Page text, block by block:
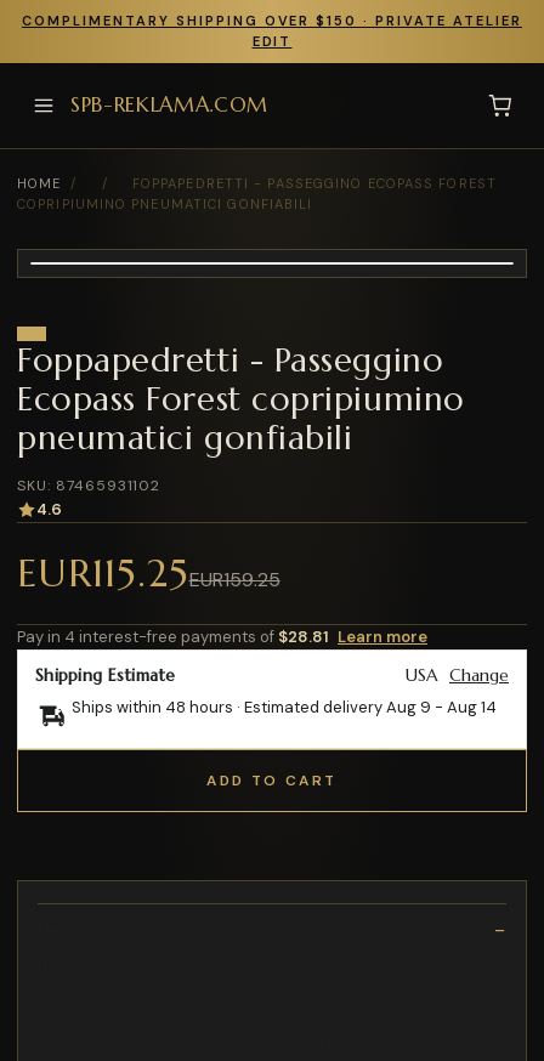
COMPLIMENTARY SHIPPING OVER $150 · PRIVATE ATELIER
EDIT
SPB-REKLAMA.COM
HOME / /
FOPPAPEDRETTI - PASSEGGINO ECOPASS FOREST
COPRIPIUMINO PNEUMATICI GONFIABILI
Foppapedretti - Passeggino
Ecopass Forest copripiumino
pneumatici gonfiabili
SKU: 87465931102
4.6
EUR115.25EUR159.25
Pay in 4 interest-free payments of $28.81 Learn more
Shipping Estimate USA Change
Ships within 48 hours · Estimated deliveryAug 9 - Aug 14
ADD TO CART